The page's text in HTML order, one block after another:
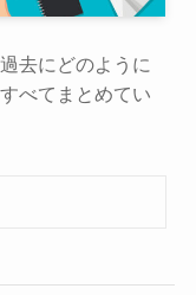
去にどのように
べてまとめてい